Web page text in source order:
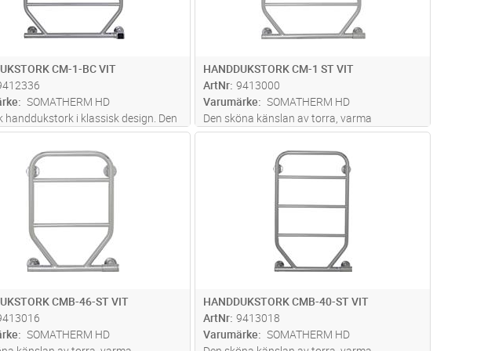
CM-1-BC VIT
SOMATHERM HD
handdukstork i klassisk design. Den
av torra, varma handdukar
bad eller dusch kan egentligen aldrig
den ska upplevas. BC styrningen
brytare, e...läs mer
HANDDUKSTORK CM-1 ST VIT
ArtNr 9413000
Varumärke
SOMATHERM HD
Den sköna känslan av torra, varma
handdukar efter ett bad eller dusch kan
egentligen aldrig beskrivas, den ska
upplevas. Den klassiska ST Modellen har en
inbyggd strömbrytare on/off och förinställd
Lägg i kundvagn
CMB-46-ST VIT
SOMATHERM HD
Lägg i kundvagn
HANDDUKSTORK CMB-40-ST VIT
ArtNr 9413018
Varumärke
SOMATHERM HD